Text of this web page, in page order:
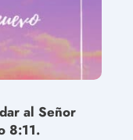
al Señor
8:11.